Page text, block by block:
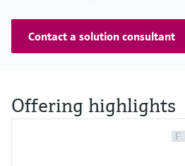
Contact a solution consultant
Offering highlights
F